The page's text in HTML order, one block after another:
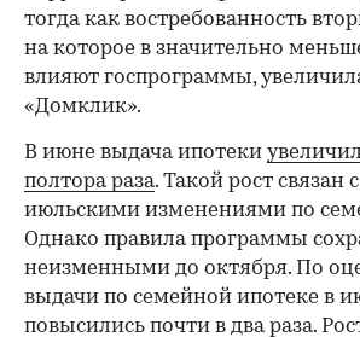
тогда как востребованность
на которое в значительно
влияют госпрограммы,
«Домклик».
В июне выдача ипотеки
полтора раза. Такой рост
июльскими изменениями по
Однако правила программы
неизменными до октября. По
выдачи по семейной ипотеке в
повысились почти в два раза.